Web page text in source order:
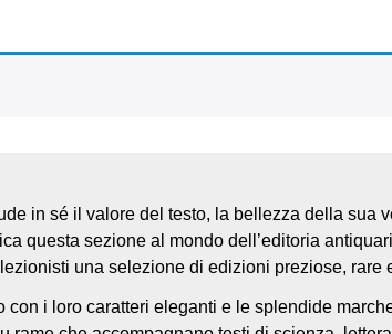
in sé il valore del testo, la bellezza della sua
questa sezione al mondo dell’editoria
una selezione di edizioni preziose, rare
i loro caratteri eleganti e le splendide